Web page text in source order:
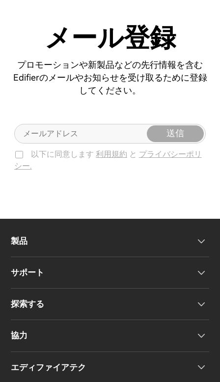
メール登録
プロモーションや新製品などの先行情報を含む
Edifierのメールやお知らせを受け取るために登録
してください。
送信
以下に同意します 利用規約 と プライバシーポリ
シー.
製品
サポート
お問い合わせ
探索する
ニュースルーム
協力
エディファイアテク